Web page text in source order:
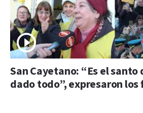
San Cayetano: “Es el santo
dado todo”, expresaron los